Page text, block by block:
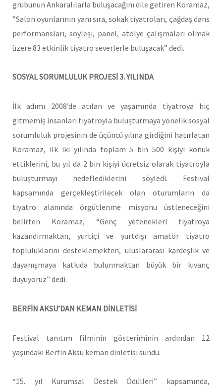
grubunun Ankaralılarla buluşacağını dile getiren Koramaz,
”Salon oyunlarının yanı sıra, sokak tiyatroları, çağdaş dans
performansları, söyleşi, panel, atölye çalışmaları olmak
üzere 83 etkinlik tiyatro severlerle buluşacak” dedi.
SOSYAL SORUMLULUK PROJESİ 3. YILINDA
İlk adımı 2008’de atılan ve yaşamında tiyatroya hiç
gitmemiş insanları tiyatroyla buluşturmaya yönelik sosyal
sorumluluk projesinin de üçüncü yılına girdiğini hatırlatan
Koramaz, ilk iki yılında toplam 5 bin 500 kişiyi konuk
ettiklerini, bu yıl da 2 bin kişiyi ücretsiz olarak tiyatroyla
buluşturmayı hedeflediklerini söyledi. Festival
kapsamında gerçekleştirilecek olan oturumların da
tiyatro alanında örgütlenme misyonu üstleneceğini
belirten Koramaz, “Genç yetenekleri tiyatroya
kazandırmaktan, yurtiçi ve yurtdışı amatör tiyatro
topluluklarını desteklemekten, uluslararası kardeşlik ve
dayanışmaya katkıda bulunmaktan büyük bir kıvanç
duyuyoruz” dedi.
BERFİN AKSU’DAN KEMAN DİNLETİSİ
Festival tanıtım filminin gösteriminin ardından 12
yaşındaki Berfin Aksu keman dinletisi sundu.
“15. yıl Kurumsal Destek Ödülleri” kapsamında,